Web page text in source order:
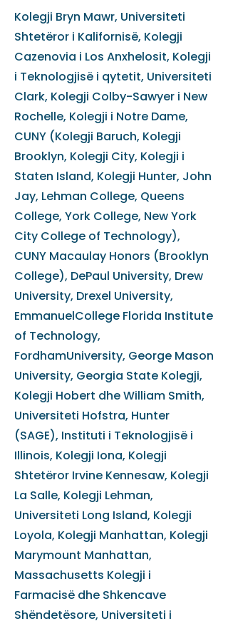
Kolegji Bryn Mawr, Universiteti
Shtetëror i Kalifornisë, Kolegji
Cazenovia i Los Anxhelosit, Kolegji
i Teknologjisë i qytetit, Universiteti
Clark, Kolegji Colby-Sawyer i New
Rochelle, Kolegji i Notre Dame,
CUNY (Kolegji Baruch, Kolegji
Brooklyn, Kolegji City, Kolegji i
Staten Island, Kolegji Hunter, John
Jay, Lehman College, Queens
College, York College, New York
City College of Technology),
CUNY Macaulay Honors (Brooklyn
College), DePaul University, Drew
University, Drexel University,
EmmanuelCollege Florida Institute
of Technology,
FordhamUniversity, George Mason
University, Georgia State Kolegji,
Kolegji Hobert dhe William Smith,
Universiteti Hofstra, Hunter
(SAGE), Instituti i Teknologjisë i
Illinois, Kolegji Iona, Kolegji
Shtetëror Irvine Kennesaw, Kolegji
La Salle, Kolegji Lehman,
Universiteti Long Island, Kolegji
Loyola, Kolegji Manhattan, Kolegji
Marymount Manhattan,
Massachusetts Kolegji i
Farmacisë dhe Shkencave
Shëndetësore, Universiteti i